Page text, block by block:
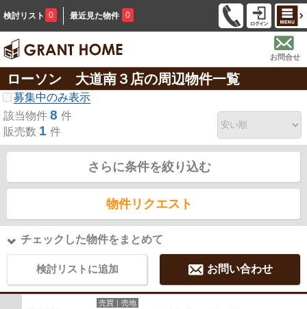
検討リスト 0 最近見た物件 0
お問合せ
ローソン 大道南３店の周辺物件一覧
募集中のみ表示
該当物件 8 件
販売数 1 件
さらに条件を絞り込む
物件リクエスト
チェックした物件をまとめて
検討リストに追加 お問い合わせ
売買｜売地